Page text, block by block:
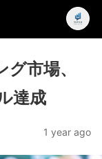
市場、
達成
1 year ago